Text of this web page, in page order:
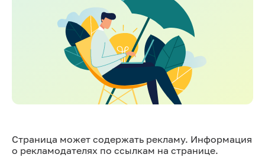
Страница может содержать рекламу. Информация
о рекламодателях по ссылкам на странице.